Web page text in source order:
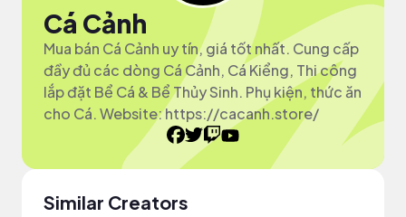
Cá Cảnh
Mua bán Cá Cảnh uy tín, giá tốt nhất. Cung cấp
đầy đủ các dòng Cá Cảnh, Cá Kiểng, Thi công
lắp đặt Bể Cá & Bể Thủy Sinh. Phụ kiện, thức ăn
cho Cá. Website: https://cacanh.store/
Similar Creators